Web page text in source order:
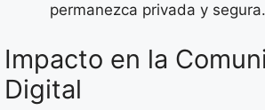
permanezca privada y segura.
Impacto en la
Digital